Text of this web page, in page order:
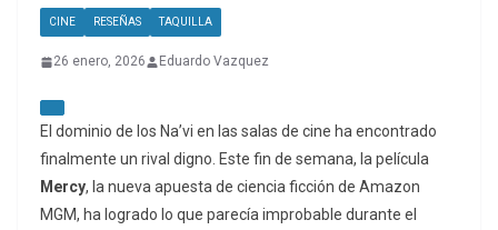
CINE RESEÑAS TAQUILLA
26 enero, 2026 Eduardo Vazquez
El dominio de los Na’vi en las salas de cine ha encontrado
finalmente un rival digno. Este fin de semana, la película
Mercy, la nueva apuesta de ciencia ficción de Amazon
MGM, ha logrado lo que parecía improbable durante el